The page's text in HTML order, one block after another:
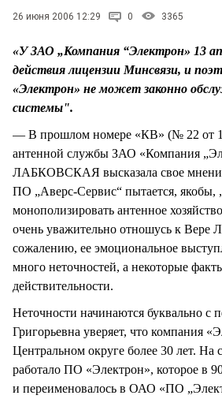
26 июня 2006 12:29 0 3365
«У ЗАО „Компания “Электрон» 13
действия лицензии Минсвязи, и
«Электрон» не может законно
системы".
— В прошлом номере «КВ» (№ 22 от
антенной службы ЗАО «Компания
ЛАБКОВСКАЯ высказала свое
ПО „Аверс-Сервис“ пытается, якобы,
монополизировать антенное
очень уважительно отношусь к
сожалению, ее эмоциональное
много неточностей, а некоторые
действительности.
Неточности начинаются буквально с
Григорьевна уверяет, что компания
Центральном округе более 30 лет. На
работало ПО «Электрон», которое в
и переименовалось в ОАО «ПО